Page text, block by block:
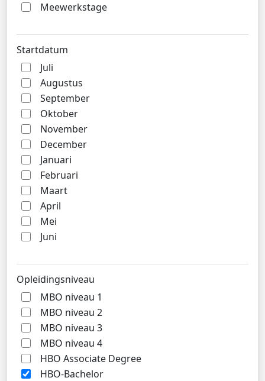
Meewerkstage
Startdatum
Juli
Augustus
September
Oktober
November
December
Januari
Februari
Maart
April
Mei
Juni
Opleidingsniveau
MBO niveau 1
MBO niveau 2
MBO niveau 3
MBO niveau 4
HBO Associate Degree
HBO-Bachelor